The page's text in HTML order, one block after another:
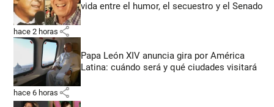
vida entre el humor, el secuestro y el Senado
hace 2 horas share
Papa León XIV anuncia gira por América
Latina: cuándo será y qué ciudades visitará
hace 6 horas share